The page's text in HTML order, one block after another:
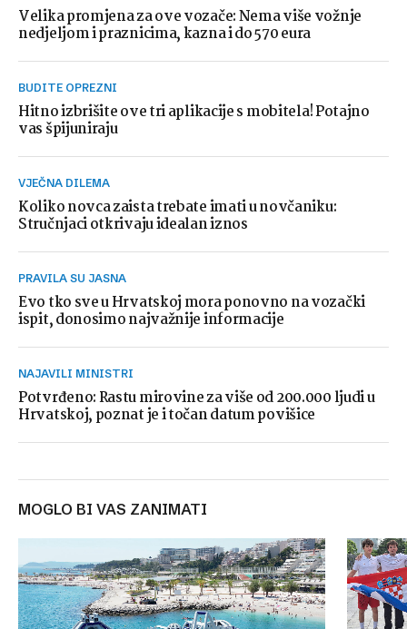
Velika promjena za ove vozače: Nema više vožnje
nedjeljom i praznicima, kazna i do 570 eura
BUDITE OPREZNI
Hitno izbrišite ove tri aplikacije s mobitela! Potajno
vas špijuniraju
VJEČNA DILEMA
Koliko novca zaista trebate imati u novčaniku:
Stručnjaci otkrivaju idealan iznos
PRAVILA SU JASNA
Evo tko sve u Hrvatskoj mora ponovno na vozački
ispit, donosimo najvažnije informacije
NAJAVILI MINISTRI
Potvrđeno: Rastu mirovine za više od 200.000 ljudi u
Hrvatskoj, poznat je i točan datum povišice
MOGLO BI VAS ZANIMATI